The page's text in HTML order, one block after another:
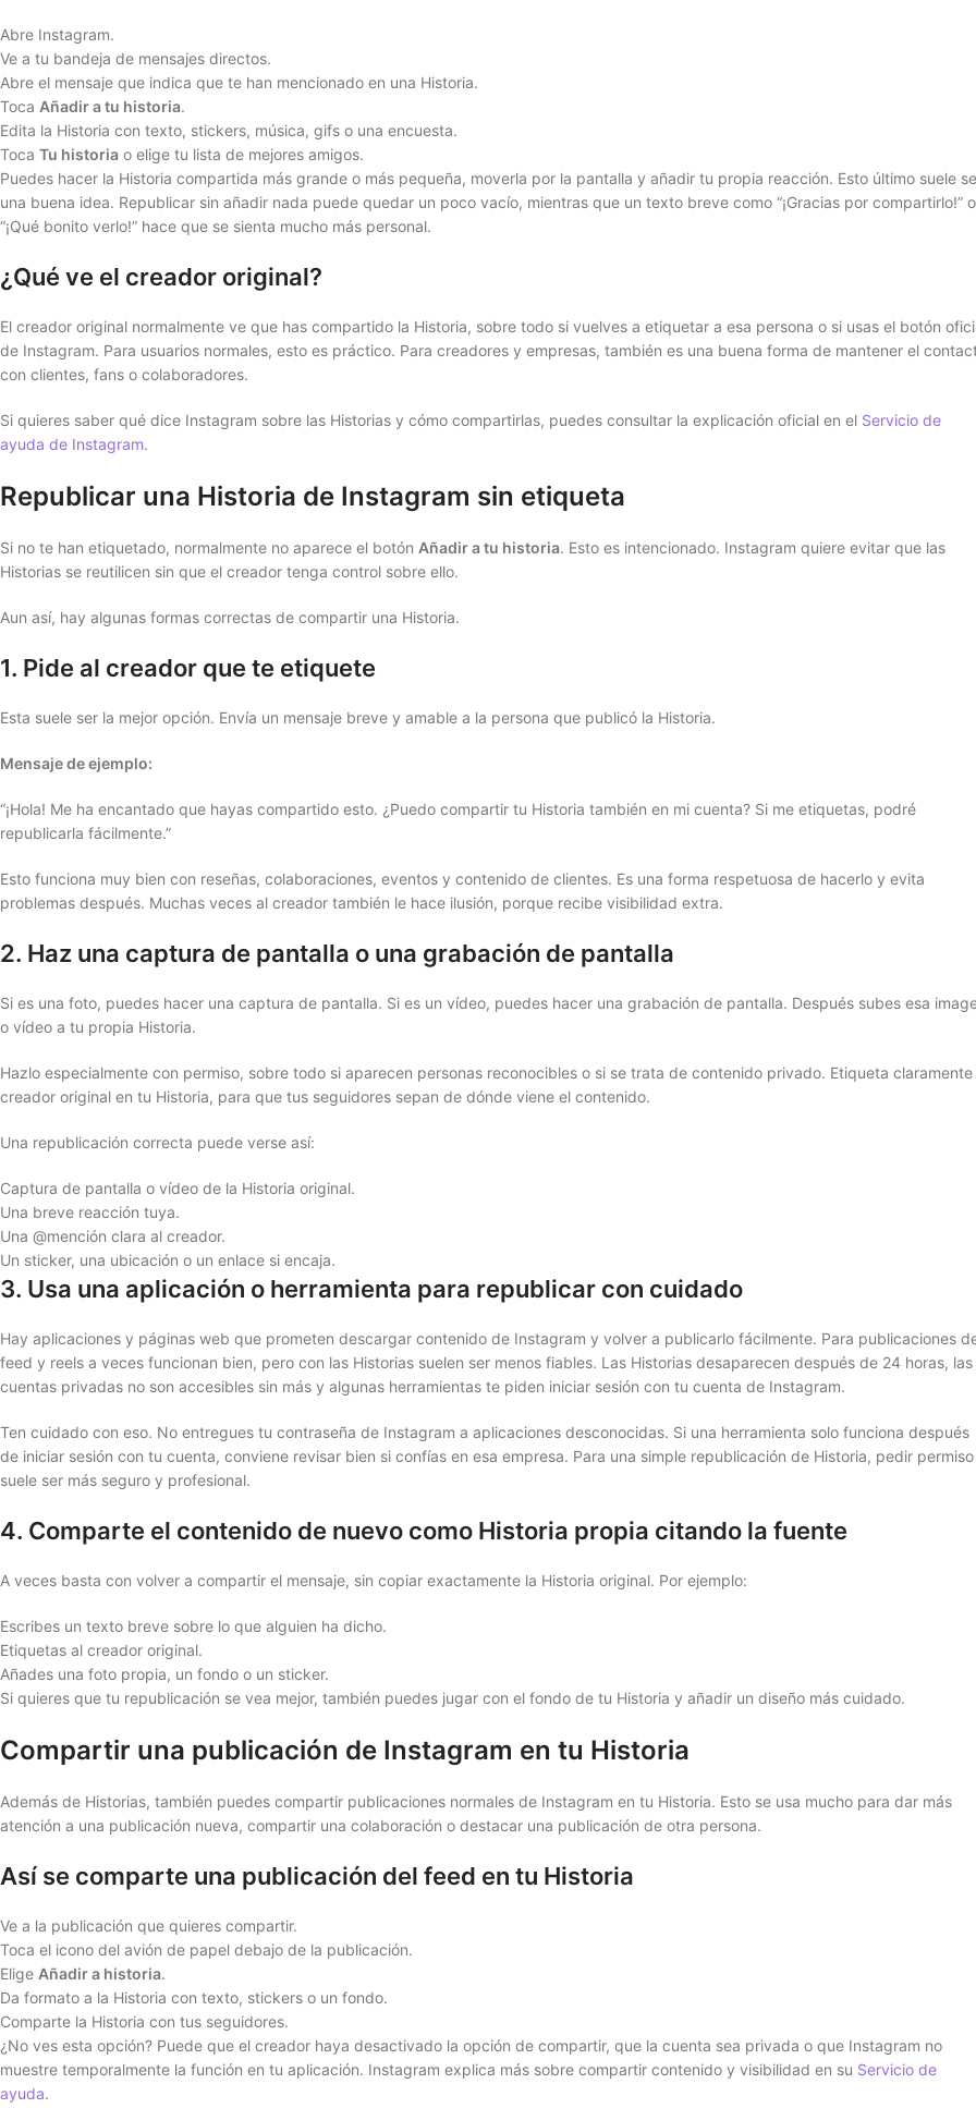
Abre Instagram.
Ve a tu bandeja de mensajes directos.
Abre el mensaje que indica que te han mencionado en una Historia.
Toca Añadir a tu historia.
Edita la Historia con texto, stickers, música, gifs o una encuesta.
Toca Tu historia o elige tu lista de mejores amigos.
Puedes hacer la Historia compartida más grande o más pequeña, moverla por la pantalla y añadir tu propia reacción. Esto último suele
una buena idea. Republicar sin añadir nada puede quedar un poco vacío, mientras que un texto breve como “¡Gracias por compartirlo!” o
“¡Qué bonito verlo!” hace que se sienta mucho más personal.
¿Qué ve el creador original?
El creador original normalmente ve que has compartido la Historia, sobre todo si vuelves a etiquetar a esa persona o si usas el botón
de Instagram. Para usuarios normales, esto es práctico. Para creadores y empresas, también es una buena forma de mantener el
con clientes, fans o colaboradores.
Si quieres saber qué dice Instagram sobre las Historias y cómo compartirlas, puedes consultar la explicación oficial en el Servicio de
ayuda de Instagram.
Republicar una Historia de Instagram sin etiqueta
Si no te han etiquetado, normalmente no aparece el botón Añadir a tu historia. Esto es intencionado. Instagram quiere evitar que las
Historias se reutilicen sin que el creador tenga control sobre ello.
Aun así, hay algunas formas correctas de compartir una Historia.
1. Pide al creador que te etiquete
Esta suele ser la mejor opción. Envía un mensaje breve y amable a la persona que publicó la Historia.
Mensaje de ejemplo:
“¡Hola! Me ha encantado que hayas compartido esto. ¿Puedo compartir tu Historia también en mi cuenta? Si me etiquetas, podré
republicarla fácilmente.”
Esto funciona muy bien con reseñas, colaboraciones, eventos y contenido de clientes. Es una forma respetuosa de hacerlo y evita
problemas después. Muchas veces al creador también le hace ilusión, porque recibe visibilidad extra.
2. Haz una captura de pantalla o una grabación de pantalla
Si es una foto, puedes hacer una captura de pantalla. Si es un vídeo, puedes hacer una grabación de pantalla. Después subes esa
o vídeo a tu propia Historia.
Hazlo especialmente con permiso, sobre todo si aparecen personas reconocibles o si se trata de contenido privado. Etiqueta claramente
creador original en tu Historia, para que tus seguidores sepan de dónde viene el contenido.
Una republicación correcta puede verse así:
Captura de pantalla o vídeo de la Historia original.
Una breve reacción tuya.
Una @mención clara al creador.
Un sticker, una ubicación o un enlace si encaja.
3. Usa una aplicación o herramienta para republicar con cuidado
Hay aplicaciones y páginas web que prometen descargar contenido de Instagram y volver a publicarlo fácilmente. Para publicaciones
feed y reels a veces funcionan bien, pero con las Historias suelen ser menos fiables. Las Historias desaparecen después de 24 horas, las
cuentas privadas no son accesibles sin más y algunas herramientas te piden iniciar sesión con tu cuenta de Instagram.
Ten cuidado con eso. No entregues tu contraseña de Instagram a aplicaciones desconocidas. Si una herramienta solo funciona después
de iniciar sesión con tu cuenta, conviene revisar bien si confías en esa empresa. Para una simple republicación de Historia, pedir permiso
suele ser más seguro y profesional.
4. Comparte el contenido de nuevo como Historia propia citando la fuente
A veces basta con volver a compartir el mensaje, sin copiar exactamente la Historia original. Por ejemplo:
Escribes un texto breve sobre lo que alguien ha dicho.
Etiquetas al creador original.
Añades una foto propia, un fondo o un sticker.
Si quieres que tu republicación se vea mejor, también puedes jugar con el fondo de tu Historia y añadir un diseño más cuidado.
Compartir una publicación de Instagram en tu Historia
Además de Historias, también puedes compartir publicaciones normales de Instagram en tu Historia. Esto se usa mucho para dar más
atención a una publicación nueva, compartir una colaboración o destacar una publicación de otra persona.
Así se comparte una publicación del feed en tu Historia
Ve a la publicación que quieres compartir.
Toca el icono del avión de papel debajo de la publicación.
Elige Añadir a historia.
Da formato a la Historia con texto, stickers o un fondo.
Comparte la Historia con tus seguidores.
¿No ves esta opción? Puede que el creador haya desactivado la opción de compartir, que la cuenta sea privada o que Instagram no
muestre temporalmente la función en tu aplicación. Instagram explica más sobre compartir contenido y visibilidad en su Servicio de
ayuda.